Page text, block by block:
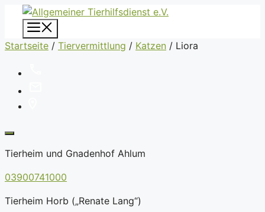
Zum
Inhalt
springen
Startseite / Tiervermittlung / Katzen / Liora
Tierheim und Gnadenhof Ahlum
03900741000
Tierheim Horb („Renate Lang“)